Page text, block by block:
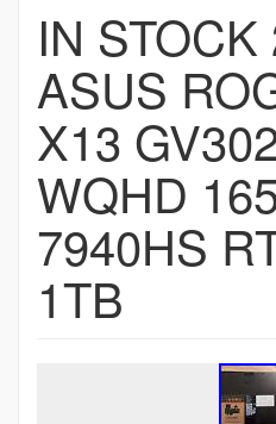
IN STOCK
ASUS
X13
WQHD
7940HS
1TB